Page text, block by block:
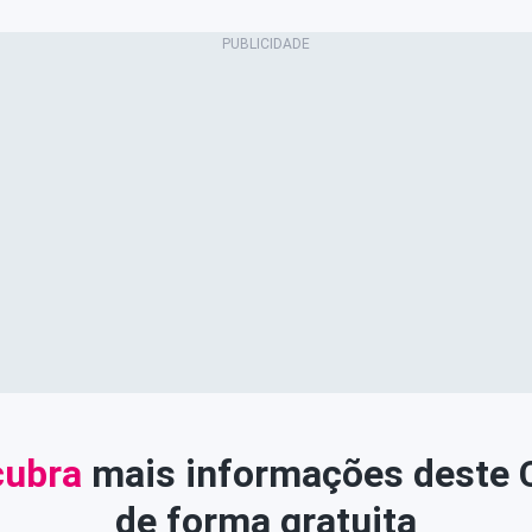
mais informações deste
de forma gratuita